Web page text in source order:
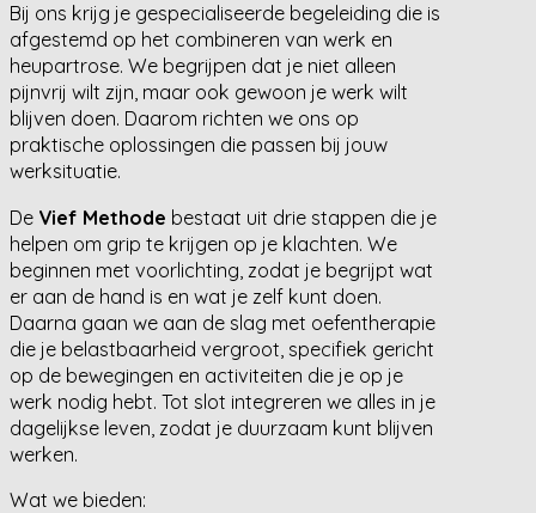
Bij ons krijg je gespecialiseerde begeleiding die is
afgestemd op het combineren van werk en
heupartrose. We begrijpen dat je niet alleen
pijnvrij wilt zijn, maar ook gewoon je werk wilt
blijven doen. Daarom richten we ons op
praktische oplossingen die passen bij jouw
werksituatie.
De Vief Methode bestaat uit drie stappen die je
helpen om grip te krijgen op je klachten. We
beginnen met voorlichting, zodat je begrijpt wat
er aan de hand is en wat je zelf kunt doen.
Daarna gaan we aan de slag met oefentherapie
die je belastbaarheid vergroot, specifiek gericht
op de bewegingen en activiteiten die je op je
werk nodig hebt. Tot slot integreren we alles in je
dagelijkse leven, zodat je duurzaam kunt blijven
werken.
Wat we bieden: